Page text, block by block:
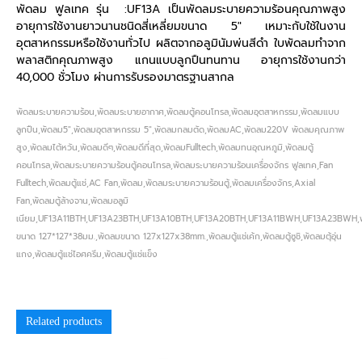
พัดลม ฟูลเทค รุ่น :UF13A เป็นพัดลมระบายความร้อนคุณภาพสูง
อายุการใช้งานยาวนานชนิดสี่เหลี่ยมขนาด 5″ เหมาะกับใช้ในงาน
อุตสาหกรรมหรือใช้งานทั่วไป ผลิตจากอลูมินัมพ่นสีดำ ใบพัดลมทำจาก
พลาสติกคุณภาพสูง แกนแบบลูกปืนทนทาน อายุการใช้งานกว่า
40,000 ชั่วโมง ผ่านการรับรองมาตรฐานสากล
พัดลมระบายความร้อน,พัดลมระบายอากาศ,พัดลมตู้คอนโทรล,พัดลมอุตสาหกรรม,พัดลมแบบ
ลูกปืน,พัดลม5″,พัดลมอุตสาหกรรม 5″,พัดลมกลมตัด,พัดลมAC,พัดลม220V พัดลมคุณภาพ
สูง,พัดลมไต้หวัน,พัดลมดีๆ,พัดลมดีที่สุด,พัดลมFulltech,พัดลมทนอุณหภูมิ,พัดลมตู้
คอนโทรล,พัดลมระบายความร้อนตู้คอนโทรล,พัดลมระบายความร้อนเครื่องจักร ฟูลเทค,Fan
Fulltech,พัดลมตู้แช่,AC Fan,พัดลม,พัดลมระบายความร้อนตู้,พัดลมเครื่องจักร,Axial
Fan,พัดลมตู้ล้างจาน,พัดลมอลูมิ
เนียม
ขนาด 127*127*38มม.,พัดลมขนาด 127x127x38mm.,พัดลมตู้แช่เค้ก,พัดลมตู้ซูชิ,พัดลมตุ้อุ่น
แกง,พัดลมตู้แช่ไอศครีม,พัดลมตู้แช่แข็ง
Related products